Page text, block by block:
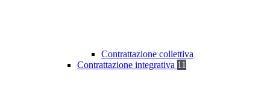
Contrattazione collettiva
Contrattazione integrativa 11